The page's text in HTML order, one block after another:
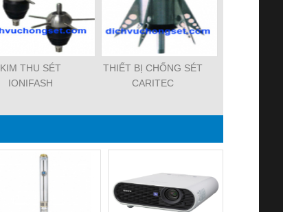
KIM THU SÉT
IONIFASH
THIẾT BỊ CHỐNG SÉT
CARITEC